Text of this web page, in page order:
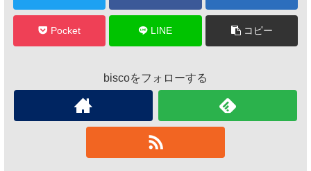
Pocket LINE コピー
biscoをフォローする